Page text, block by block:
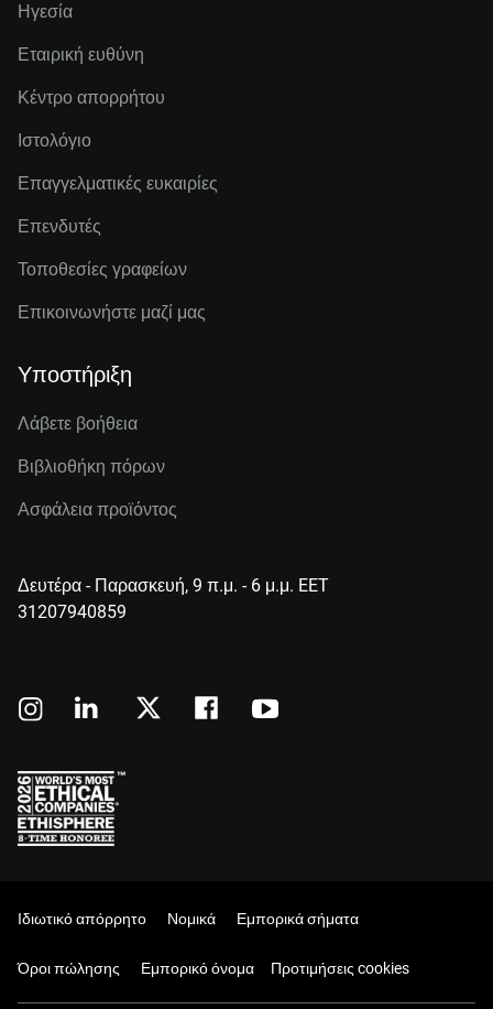
Ηγεσία
Εταιρική ευθύνη
Κέντρο απορρήτου
Ιστολόγιο
Επαγγελματικές ευκαιρίες
Επενδυτές
Τοποθεσίες γραφείων
Επικοινωνήστε μαζί μας
Υποστήριξη
Λάβετε βοήθεια
Βιβλιοθήκη πόρων
Ασφάλεια προϊόντος
Δευτέρα - Παρασκευή, 9 π.μ. - 6 μ.μ. EET
31207940859
Ιδιωτικό απόρρητο Νομικά Εμπορικά σήματα
Όροι πώλησης Εμπορικό όνομα Προτιμήσεις cookies